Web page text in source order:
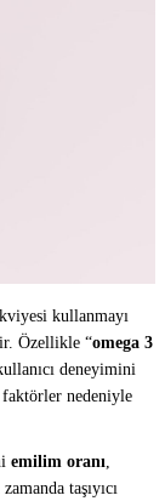
kullanmayı
Özellikle “omega 3
deneyimini
faktörler nedeniyle
emilim oranı
taşıyıcı